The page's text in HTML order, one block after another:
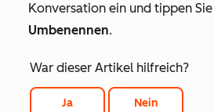
Konversation ein und tippen
Umbenennen.
War dieser Artikel hilfreich?
Ja Nein